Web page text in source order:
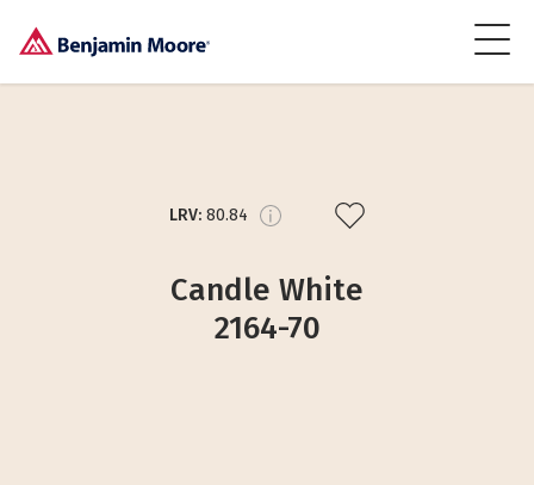
LRV:80.84
Candle White
2164-70